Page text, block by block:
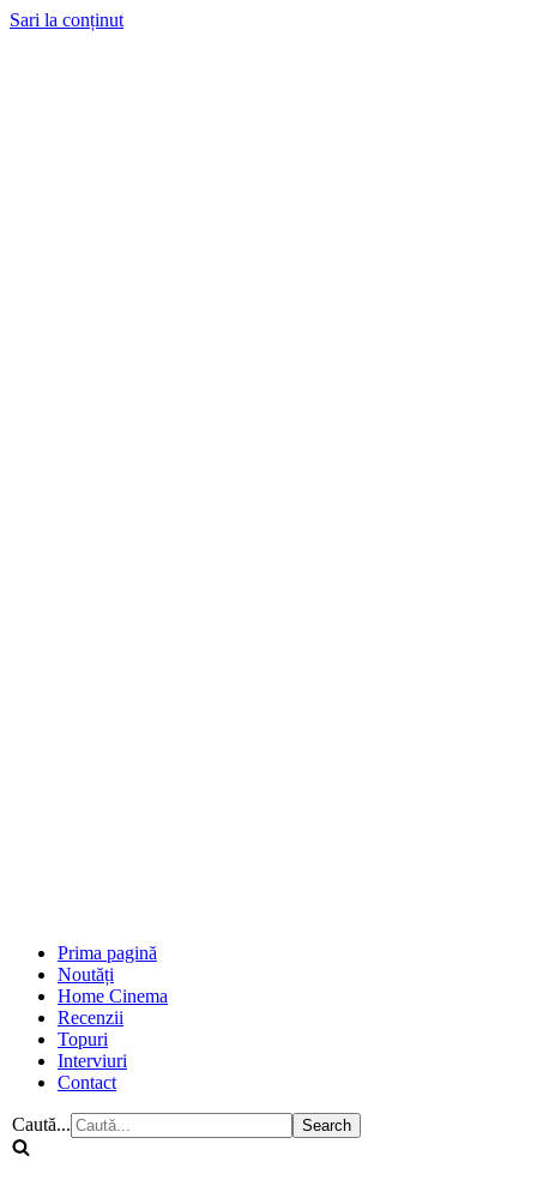
Sari la conținut
Prima pagină
Noutăți
Home Cinema
Recenzii
Topuri
Interviuri
Contact
Caută...